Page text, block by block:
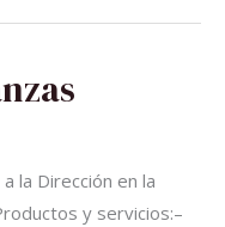
la Dirección en la
y servicios:–